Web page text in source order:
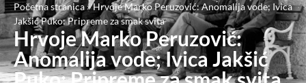
Početna stranica»Hrvoje Marko Peruzović: Anomalija vode; Ivica
Jakšić Puko: Pripreme za smak svita
Hrvoje Marko Peruzović:
Anomalija vode; Ivica Jakšić